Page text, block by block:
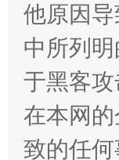
他原因导
中所列
于黑客
在本网
致的任何